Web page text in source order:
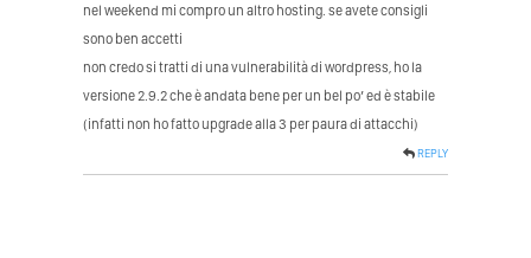
nel weekend mi compro un altro hosting. se avete consigli
sono ben accetti
non credo si tratti di una vulnerabilità di wordpress, ho la
versione 2.9.2 che è andata bene per un bel po’ ed è stabile
(infatti non ho fatto upgrade alla 3 per paura di attacchi)
REPLY